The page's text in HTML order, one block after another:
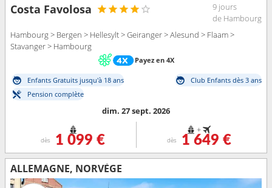
Costa Favolosa
9 jours
de Hambourg
Hambourg > Bergen > Hellesylt > Geiranger > Alesund > Flaam >
Stavanger > Hambourg
Payez en 4X
Enfants Gratuits jusqu'à 18 ans
Club Enfants dès 3 ans
Pension complète
dim. 27 sept. 2026
dès 1 099 €
+
dès 1 649 €
ALLEMAGNE, NORVÈGE